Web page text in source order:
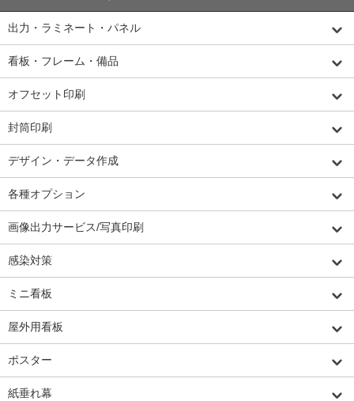
出力・ラミネート・パネル
看板・フレーム・備品
オフセット印刷
封筒印刷
デザイン・データ作成
各種オプション
画像出力サービス/写真印刷
感染対策
ミニ看板
屋外用看板
ポスター
紙垂れ幕